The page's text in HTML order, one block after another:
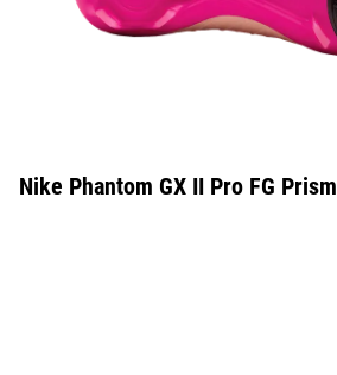
Nike Phantom GX II Pro FG Prism